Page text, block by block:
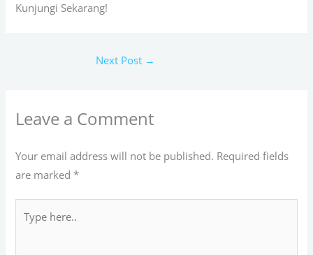
Kunjungi Sekarang!
Next Post →
Leave a Comment
Your email address will not be published. Required fields
are marked*
here..